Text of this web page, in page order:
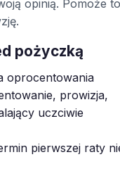
opinią. Pomoże to
pożyczką
oprocentowania
prowizja,
uczciwie
pierwszej raty